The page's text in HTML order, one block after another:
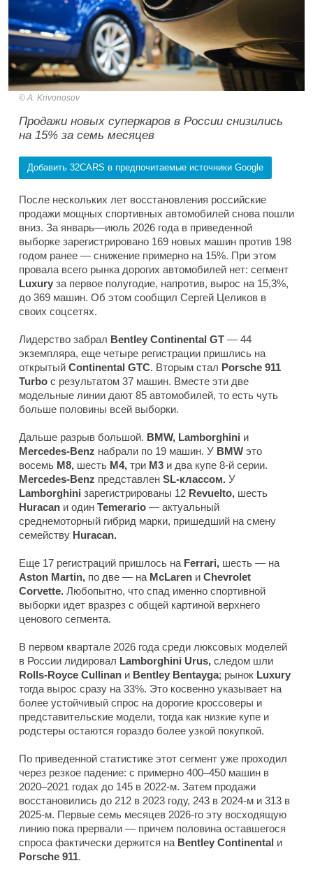
A. Krivonosov
Продажи новых суперкаров в России снизились
на 15% за семь месяцев
Добавить 32CARS в предпочитаемые источники Google
После нескольких лет восстановления российские
продажи мощных спортивных автомобилей снова пошли
вниз. За январь—июль 2026 года в приведенной
выборке зарегистрировано 169 новых машин против 198
годом ранее — снижение примерно на 15%. При этом
провала всего рынка дорогих автомобилей нет: сегмент
Luxury за первое полугодие, напротив, вырос на 15,3%,
до 369 машин. Об этом сообщил Сергей Целиков в
своих соцсетях.
Лидерство забрал Bentley Continental GT — 44
экземпляра, еще четыре регистрации пришлись на
открытый Continental GTC. Вторым стал Porsche 911
Turbo с результатом 37 машин. Вместе эти две
модельные линии дают 85 автомобилей, то есть чуть
больше половины всей выборки.
Дальше разрыв большой. BMW, Lamborghini и
Mercedes-Benz набрали по 19 машин. У BMW это
восемь M8, шесть M4, три M3 и два купе 8-й серии.
Mercedes-Benz представлен SL-классом. У
Lamborghini зарегистрированы 12 Revuelto, шесть
Huracan и один Temerario — актуальный
среднемоторный гибрид марки, пришедший на смену
семейству Huracan.
Еще 17 регистраций пришлось на Ferrari, шесть — на
Aston Martin, по две — на McLaren и Chevrolet
Corvette. Любопытно, что спад именно спортивной
выборки идет вразрез с общей картиной верхнего
ценового сегмента.
В первом квартале 2026 года среди люксовых моделей
в России лидировал Lamborghini Urus, следом шли
Rolls-Royce Cullinan и Bentley Bentayga; рынок Luxury
тогда вырос сразу на 33%. Это косвенно указывает на
более устойчивый спрос на дорогие кроссоверы и
представительские модели, тогда как низкие купе и
родстеры остаются гораздо более узкой покупкой.
По приведенной статистике этот сегмент уже проходил
через резкое падение: с примерно 400–450 машин в
2020–2021 годах до 145 в 2022-м. Затем продажи
восстановились до 212 в 2023 году, 243 в 2024-м и 313 в
2025-м. Первые семь месяцев 2026-го эту восходящую
линию пока прервали — причем половина оставшегося
спроса фактически держится на Bentley Continental и
Porsche 911.